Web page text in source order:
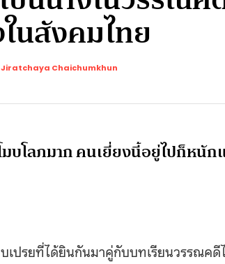
สังคมไทย
Jiratchaya Chaichumkhun
บโลภมาก คนเยี่ยงนี้อยู่ไปก็หนั
บเปรยที่ได้ยินกันมาคู่กับบทเรียนวรรณคดี